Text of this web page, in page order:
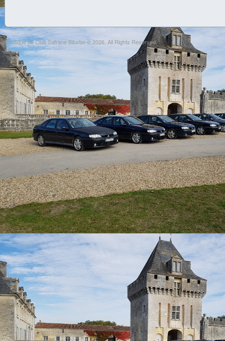
Boutique du Club Safrane Biturbo © 2026. All Rights Reserved.